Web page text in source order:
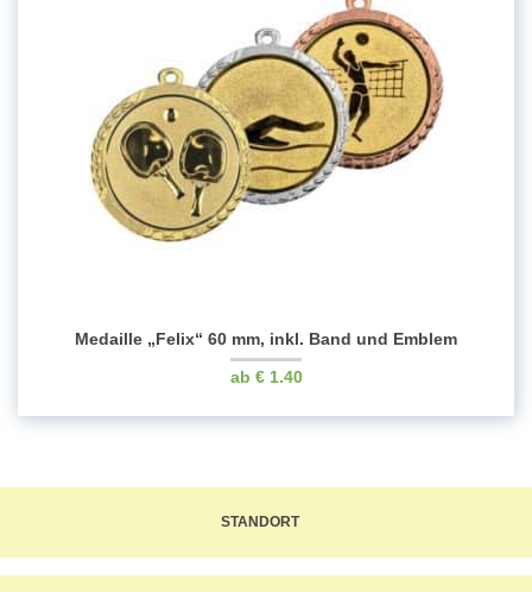
Medaille „Felix“ 60 mm, inkl. Band und Emblem
€1.40
STANDORT